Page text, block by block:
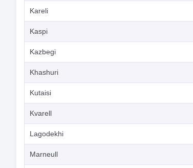
Kareli
Kaspi
Kazbegi
Khashuri
Kutaisi
Kvarell
Lagodekhi
Marneull